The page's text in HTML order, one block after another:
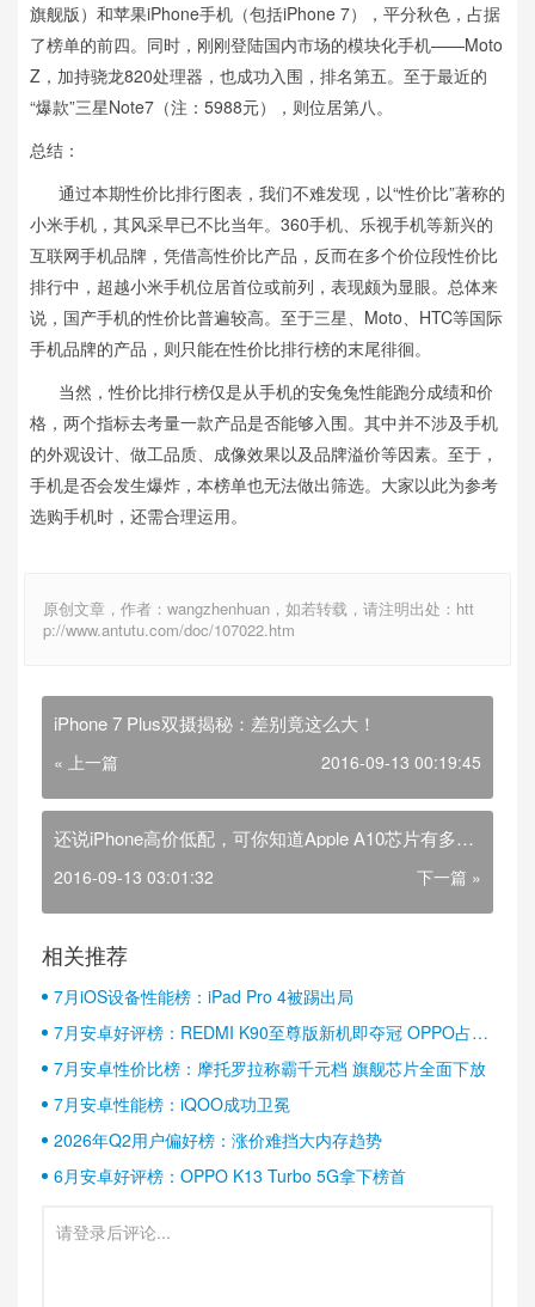
旗舰版）和苹果iPhone手机（包括iPhone 7），平分秋色，占据
了榜单的前四。同时，刚刚登陆国内市场的模块化手机——Moto
Z，加持骁龙820处理器，也成功入围，排名第五。至于最近的
“爆款”三星Note7（注：5988元），则位居第八。
总结：
通过本期性价比排行图表，我们不难发现，以“性价比”著称的
小米手机，其风采早已不比当年。360手机、乐视手机等新兴的
互联网手机品牌，凭借高性价比产品，反而在多个价位段性价比
排行中，超越小米手机位居首位或前列，表现颇为显眼。总体来
说，国产手机的性价比普遍较高。至于三星、Moto、HTC等国际
手机品牌的产品，则只能在性价比排行榜的末尾徘徊。
当然，性价比排行榜仅是从手机的安兔兔性能跑分成绩和价
格，两个指标去考量一款产品是否能够入围。其中并不涉及手机
的外观设计、做工品质、成像效果以及品牌溢价等因素。至于，
手机是否会发生爆炸，本榜单也无法做出筛选。大家以此为参考
选购手机时，还需合理运用。
原创文章，作者：wangzhenhuan，如若转载，请注明出处：htt
p://www.antutu.com/doc/107022.htm
iPhone 7 Plus双摄揭秘：差别竟这么大！
« 上一篇 2016-09-13 00:19:45
还说iPhone高价低配，可你知道Apple A10芯片有多强
2016-09-13 03:01:32 下一篇 »
相关推荐
7月iOS设备性能榜：iPad Pro 4被踢出局
7月安卓好评榜：REDMI K90至尊版新机即夺冠 OPPO占据
半壁江山
7月安卓性价比榜：摩托罗拉称霸千元档 旗舰芯片全面下放
7月安卓性能榜：iQOO成功卫冕
2026年Q2用户偏好榜：涨价难挡大内存趋势
6月安卓好评榜：OPPO K13 Turbo 5G拿下榜首